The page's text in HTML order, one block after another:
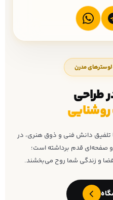
مدرن
طراحی
تولیدی رُچ لایت از سال ۱۳۹۸ با تلفیق دانش فنی و ذوق هنری، در
صفحه‌ای قدم برداشته است؛
فضا و زندگی شما روح می‌بخشند.